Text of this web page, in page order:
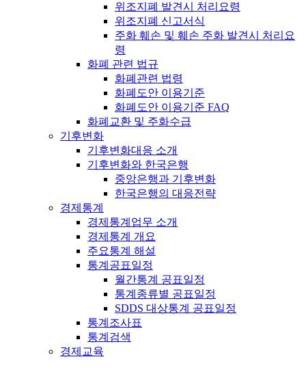
위조지폐 발견시 처리요령
위조지폐 신고서식
주화 훼손 및 훼손 주화 발견시 처리요
령
화폐 관련 법규
화폐관련 법령
화폐도안 이용기준
화폐도안 이용기준 FAQ
화폐교환 및 주화수급
기후변화
기후변화대응 소개
기후변화와 한국은행
중앙은행과 기후변화
한국은행의 대응전략
경제통계
경제통계업무 소개
경제통계 개요
주요통계 해설
통계공표일정
월간통계 공표일정
통계종류별 공표일정
SDDS 대상통계 공표일정
통계조사표
통계검색
경제교육